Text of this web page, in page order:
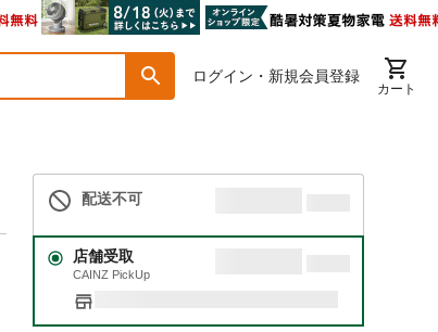
ログイン・新規会員登録
カート
配送不可
店舗受取
CAINZ PickUp